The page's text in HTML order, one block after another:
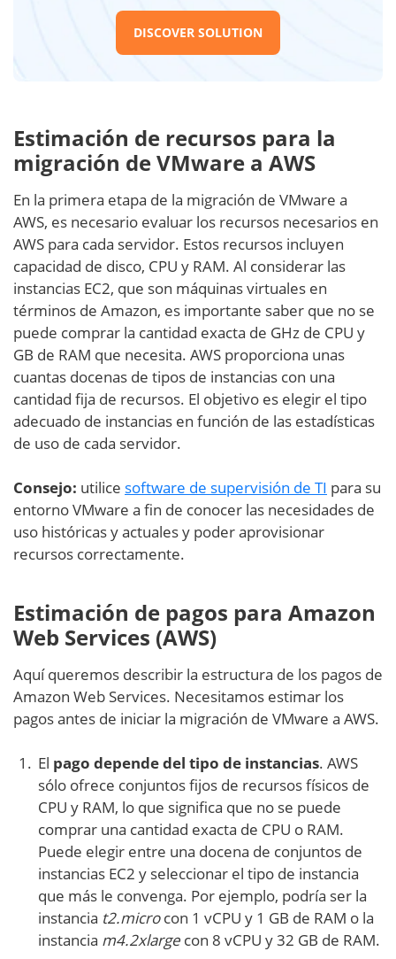
DISCOVER SOLUTION
Estimación de recursos para la
migración de VMware a AWS
En la primera etapa de la migración de VMware a
AWS, es necesario evaluar los recursos necesarios en
AWS para cada servidor. Estos recursos incluyen
capacidad de disco, CPU y RAM. Al considerar las
instancias EC2, que son máquinas virtuales en
términos de Amazon, es importante saber que no se
puede comprar la cantidad exacta de GHz de CPU y
GB de RAM que necesita. AWS proporciona unas
cuantas docenas de tipos de instancias con una
cantidad fija de recursos. El objetivo es elegir el tipo
adecuado de instancias en función de las estadísticas
de uso de cada servidor.
Consejo: utilice software de supervisión de TI para su
entorno VMware a fin de conocer las necesidades de
uso históricas y actuales y poder aprovisionar
recursos correctamente.
Estimación de pagos para Amazon
Web Services (AWS)
Aquí queremos describir la estructura de los pagos de
Amazon Web Services. Necesitamos estimar los
pagos antes de iniciar la migración de VMware a AWS.
El pago depende del tipo de instancias. AWS
sólo ofrece conjuntos fijos de recursos físicos de
CPU y RAM, lo que significa que no se puede
comprar una cantidad exacta de CPU o RAM.
Puede elegir entre una docena de conjuntos de
instancias EC2 y seleccionar el tipo de instancia
que más le convenga. Por ejemplo, podría ser la
instancia t2.microcon 1 vCPU y 1 GB de RAM o la
instancia m4.2xlarge con 8 vCPU y 32 GB de RAM.